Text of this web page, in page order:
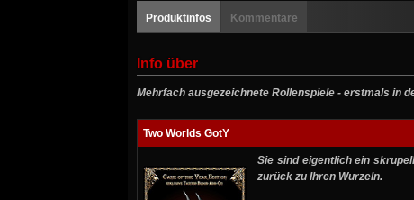
Produktinfos Kommentare
Info über
Mehrfach ausgezeichnete Rollenspiele - erstmals in
Two Worlds GotY
Sie sind eigentlich ein
zurück zu Ihren Wurzeln.